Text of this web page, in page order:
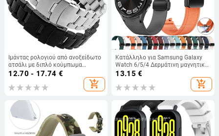
Ιμάντας ρολογιού από ανοξείδωτο
ατσάλι με διπλό κούμπωμα
ασφαλείας, συμβατός με 18–
12.70 - 17.74 €
add_shopping_cart
Κατάλληλο για Samsung Galaxy
Watch 6/5/4 Δερμάτινη μαγνητική
αγκράφα σιλικόνης 20 χιλιοστών
13.15 €
add_shopping_cart